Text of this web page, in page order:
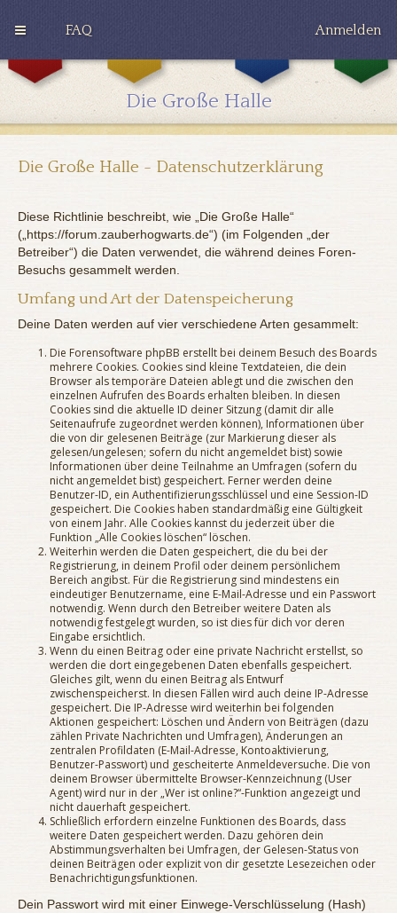
FAQ Anmelden
G
i
n
H
u
e
p
f
R
n
c
a
Die Große Halle
Die Große Halle - Datenschutzerklärung
Diese Richtlinie beschreibt, wie „Die Große Halle“
(„https://forum.zauberhogwarts.de“) (im Folgenden „der
Betreiber“) die Daten verwendet, die während deines Foren-
Besuchs gesammelt werden.
Umfang und Art der Datenspeicherung
Deine Daten werden auf vier verschiedene Arten gesammelt:
Die Forensoftware phpBB erstellt bei deinem Besuch des Boards
mehrere Cookies. Cookies sind kleine Textdateien, die dein
Browser als temporäre Dateien ablegt und die zwischen den
einzelnen Aufrufen des Boards erhalten bleiben. In diesen
Cookies sind die aktuelle ID deiner Sitzung (damit dir alle
Seitenaufrufe zugeordnet werden können), Informationen über
die von dir gelesenen Beiträge (zur Markierung dieser als
gelesen/ungelesen; sofern du nicht angemeldet bist) sowie
Informationen über deine Teilnahme an Umfragen (sofern du
nicht angemeldet bist) gespeichert. Ferner werden deine
Benutzer-ID, ein Authentifizierungsschlüssel und eine Session-ID
gespeichert. Die Cookies haben standardmäßig eine Gültigkeit
von einem Jahr. Alle Cookies kannst du jederzeit über die
Funktion „Alle Cookies löschen“ löschen.
Weiterhin werden die Daten gespeichert, die du bei der
Registrierung, in deinem Profil oder deinem persönlichem
Bereich angibst. Für die Registrierung sind mindestens ein
eindeutiger Benutzername, eine E-Mail-Adresse und ein Passwort
notwendig. Wenn durch den Betreiber weitere Daten als
notwendig festgelegt wurden, so ist dies für dich vor deren
Eingabe ersichtlich.
Wenn du einen Beitrag oder eine private Nachricht erstellst, so
werden die dort eingegebenen Daten ebenfalls gespeichert.
Gleiches gilt, wenn du einen Beitrag als Entwurf
zwischenspeicherst. In diesen Fällen wird auch deine IP-Adresse
gespeichert. Die IP-Adresse wird weiterhin bei folgenden
Aktionen gespeichert: Löschen und Ändern von Beiträgen (dazu
zählen Private Nachrichten und Umfragen), Änderungen an
zentralen Profildaten (E-Mail-Adresse, Kontoaktivierung,
Benutzer-Passwort) und gescheiterte Anmeldeversuche. Die von
deinem Browser übermittelte Browser-Kennzeichnung (User
Agent) wird nur in der „Wer ist online?“-Funktion angezeigt und
nicht dauerhaft gespeichert.
Schließlich erfordern einzelne Funktionen des Boards, dass
weitere Daten gespeichert werden. Dazu gehören dein
Abstimmungsverhalten bei Umfragen, der Gelesen-Status von
deinen Beiträgen oder explizit von dir gesetzte Lesezeichen oder
Benachrichtigungsfunktionen.
Dein Passwort wird mit einer Einwege-Verschlüsselung (Hash)